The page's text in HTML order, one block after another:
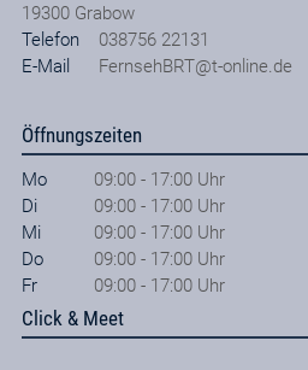
19300 Grabow
Telefon
038756 22131
E-Mail
FernsehBRT@t-online.de
Öffnungszeiten
Mo
09:00 - 17:00 Uhr
Di
09:00 - 17:00 Uhr
Mi
09:00 - 17:00 Uhr
Do
09:00 - 17:00 Uhr
Fr
09:00 - 17:00 Uhr
Click & Meet